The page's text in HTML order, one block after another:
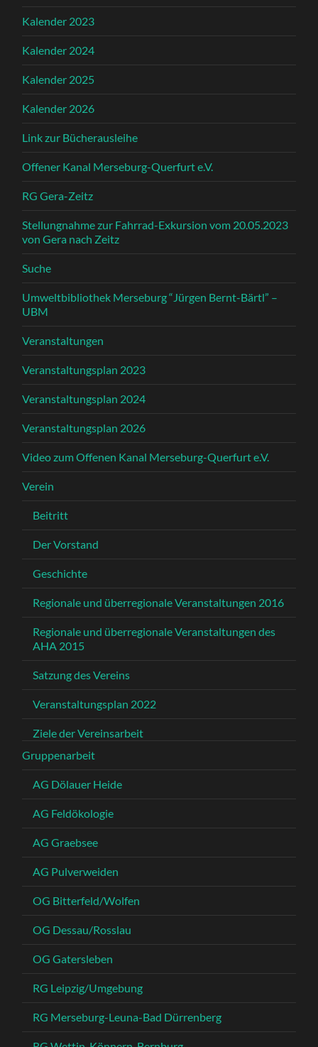
Kalender 2023
Kalender 2024
Kalender 2025
Kalender 2026
Link zur Bücherausleihe
Offener Kanal Merseburg-Querfurt e.V.
RG Gera-Zeitz
Stellungnahme zur Fahrrad-Exkursion vom 20.05.2023
von Gera nach Zeitz
Suche
Umweltbibliothek Merseburg “Jürgen Bernt-Bärtl” –
UBM
Veranstaltungen
Veranstaltungsplan 2023
Veranstaltungsplan 2024
Veranstaltungsplan 2026
Video zum Offenen Kanal Merseburg-Querfurt e.V.
Verein
Beitritt
Der Vorstand
Geschichte
Regionale und überregionale Veranstaltungen 2016
Regionale und überregionale Veranstaltungen des
AHA 2015
Satzung des Vereins
Veranstaltungsplan 2022
Ziele der Vereinsarbeit
Gruppenarbeit
AG Dölauer Heide
AG Feldökologie
AG Graebsee
AG Pulverweiden
OG Bitterfeld/Wolfen
OG Dessau/Rosslau
OG Gatersleben
RG Leipzig/Umgebung
RG Merseburg-Leuna-Bad Dürrenberg